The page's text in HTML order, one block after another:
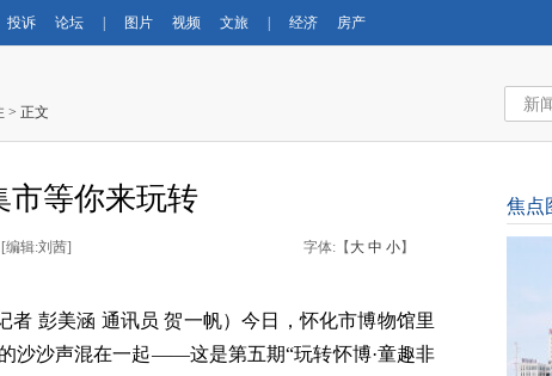
投诉 论坛 图片 视频 文旅 经济 房产
> 正文 新
市等你来玩转
编辑:刘茜] 字体:【 大 中 小】
者 彭美涵 通讯员 贺一帆）今日，怀化市博物馆里
沙沙声混在一起——这是第五期“玩转怀博·童趣非
焦点